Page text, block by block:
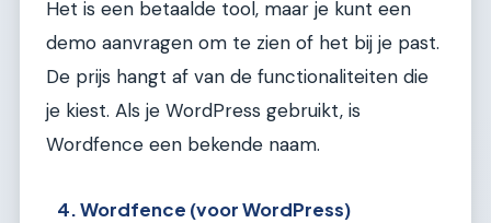
Het is een betaalde tool, maar je kunt een
demo aanvragen om te zien of het bij je past.
De prijs hangt af van de functionaliteiten die
je kiest. Als je WordPress gebruikt, is
Wordfence een bekende naam.
4. Wordfence (voor WordPress)